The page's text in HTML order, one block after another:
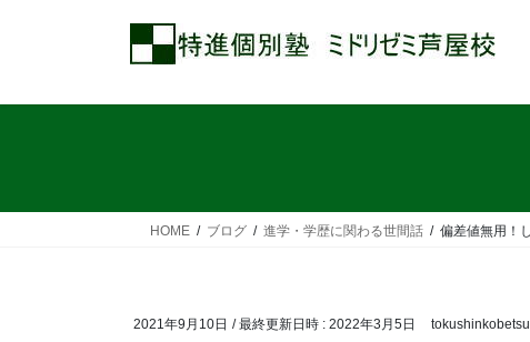
HOME ブログ 進学・学歴に関わる世間話 偏差値無用！
2021年9月10日 / 最終更新日時 : 2022年3月5日